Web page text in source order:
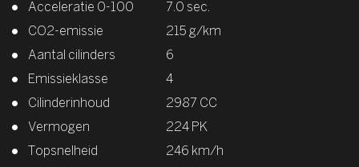
Acceleratie 0-100
7.0 sec.
CO2-emissie
215 g/km
Aantal cilinders
6
Emissieklasse
4
Cilinderinhoud
2987 CC
Vermogen
224 PK
Topsnelheid
246 km/h